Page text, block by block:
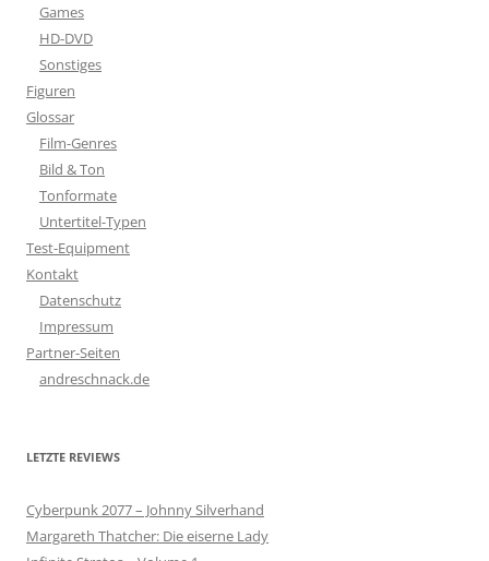
Games
HD-DVD
Sonstiges
Figuren
Glossar
Film-Genres
Bild & Ton
Tonformate
Untertitel-Typen
Test-Equipment
Kontakt
Datenschutz
Impressum
Partner-Seiten
andreschnack.de
LETZTE REVIEWS
Cyberpunk 2077 – Johnny Silverhand
Margareth Thatcher: Die eiserne Lady